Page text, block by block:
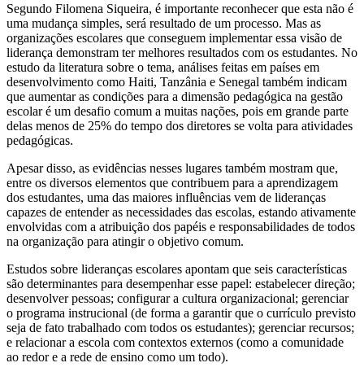
Segundo Filomena Siqueira, é importante reconhecer que esta não é
uma mudança simples, será resultado de um processo. Mas as
organizações escolares que conseguem implementar essa visão de
liderança demonstram ter melhores resultados com os estudantes. No
estudo da literatura sobre o tema, análises feitas em países em
desenvolvimento como Haiti, Tanzânia e Senegal também indicam
que aumentar as condições para a dimensão pedagógica na gestão
escolar é um desafio comum a muitas nações, pois em grande parte
delas menos de 25% do tempo dos diretores se volta para atividades
pedagógicas.
Apesar disso, as evidências nesses lugares também mostram que,
entre os diversos elementos que contribuem para a aprendizagem
dos estudantes, uma das maiores influências vem de lideranças
capazes de entender as necessidades das escolas, estando ativamente
envolvidas com a atribuição dos papéis e responsabilidades de todos
na organização para atingir o objetivo comum.
Estudos sobre lideranças escolares apontam que seis características
são determinantes para desempenhar esse papel: estabelecer direção;
desenvolver pessoas; configurar a cultura organizacional; gerenciar
o programa instrucional (de forma a garantir que o currículo previsto
seja de fato trabalhado com todos os estudantes); gerenciar recursos;
e relacionar a escola com contextos externos (como a comunidade
ao redor e a rede de ensino como um todo).